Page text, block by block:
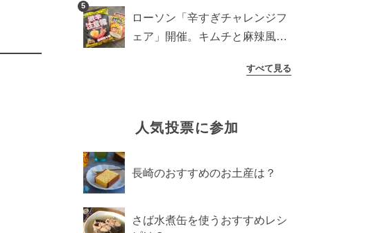
5
ローソン「辛すぎチャレンジフ
ェア」開催。キムチと麻辣風の
すべて見る
人気投票に参加
長崎のおすすめのお土産は？
さば水煮缶を使うおすすめレシ